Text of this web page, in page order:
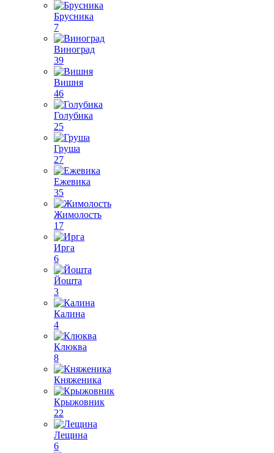
Брусника
7
Виноград
39
Вишня
46
Голубика
25
Груша
27
Ежевика
35
Жимолость
17
Ирга
6
Йошта
3
Калина
4
Клюква
8
Княженика
Крыжовник
22
Лещина
6